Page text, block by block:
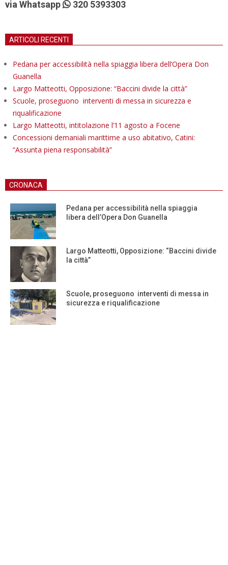
via Whatsapp 320 5393303
ARTICOLI RECENTI
Pedana per accessibilità nella spiaggia libera dell’Opera Don
Guanella
Largo Matteotti, Opposizione: “Baccini divide la città”
Scuole, proseguono interventi di messa in sicurezza e
riqualificazione
Largo Matteotti, intitolazione l’11 agosto a Focene
Concessioni demaniali marittime a uso abitativo, Catini:
“Assunta piena responsabilità”
CRONACA
Pedana per accessibilità nella spiaggia
libera dell’Opera Don Guanella
Largo Matteotti, Opposizione: “Baccini divide
la città”
Scuole, proseguono interventi di messa in
sicurezza e riqualificazione